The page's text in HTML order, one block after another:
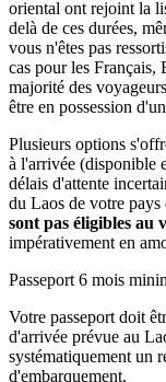
oriental ont rejoint la
delà de ces durées,
vous n'êtes pas
cas pour les Français,
majorité des
être en possession
Plusieurs options
à l'arrivée (disponible
délais d'attente
du Laos de votre pays
sont pas éligibles au
impérativement en
Passeport 6 mois
Votre passeport doit
d'arrivée prévue au
systématiquement un
d'embarquement.